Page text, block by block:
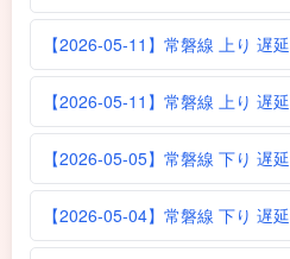
【2026-05-11】常磐線 上り 遅延
【2026-05-11】常磐線 上り 遅延
【2026-05-05】常磐線 下り 遅延
【2026-05-04】常磐線 下り 遅延